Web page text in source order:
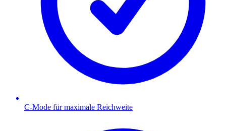
C-Mode für maximale Reichweite